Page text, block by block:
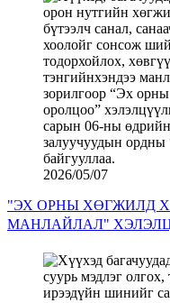
2026/05/07
"ЭХ ОРНЫ ХӨГЖИЛД
МАНЛАЙЛАЛ"